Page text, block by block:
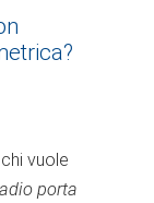
vuole
porta